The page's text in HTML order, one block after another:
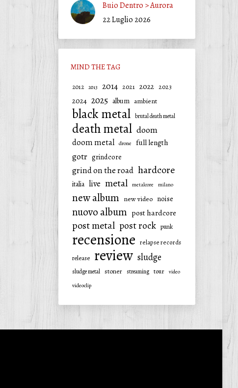
Buio Dentro > Aurora
22 Luglio 2026
MIND THE TAG
2012 2013 2014 2021 2022 2023
2024 2025 album ambient
black metal brutal death metal
death metal doom
doom metal drone full length
gotr grindcore
grind on the road hardcore
italia live metal metalcore milano
new album new video noise
nuovo album post hardcore
post metal post rock punk
recensione relapse records
release
review sludge
sludge metal stoner streaming tour
video
videoclip